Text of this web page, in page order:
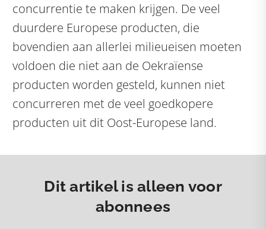
concurrentie te maken krijgen. De veel
duurdere Europese producten, die
bovendien aan allerlei milieueisen moeten
voldoen die niet aan de Oekraïense
producten worden gesteld, kunnen niet
concurreren met de veel goedkopere
producten uit dit Oost-Europese land.
Dit artikel is alleen voor
abonnees